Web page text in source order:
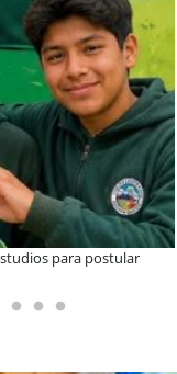
el crecimiento de